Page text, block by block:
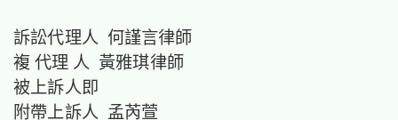
訴訟代理人 何謹言律師
複 代理 人 黃雅琪律師
被上訴人即
附帶上訴人 孟芮萱